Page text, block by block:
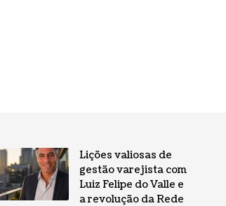
Lições valiosas de
gestão varejista com
Luiz Felipe do Valle e
a revolução da Rede